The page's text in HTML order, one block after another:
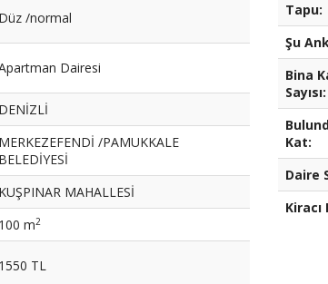
Düz /normal
Dairesi
DENİZLİ
MERKEZEFENDİ /PAMUKKALE
BELEDİYESİ
KUŞPINAR MAHALLESİ
100 m2
1550 TL
Tapu:
Şu
Bina
Sayısı:
Kat:
Daire
Kiracı